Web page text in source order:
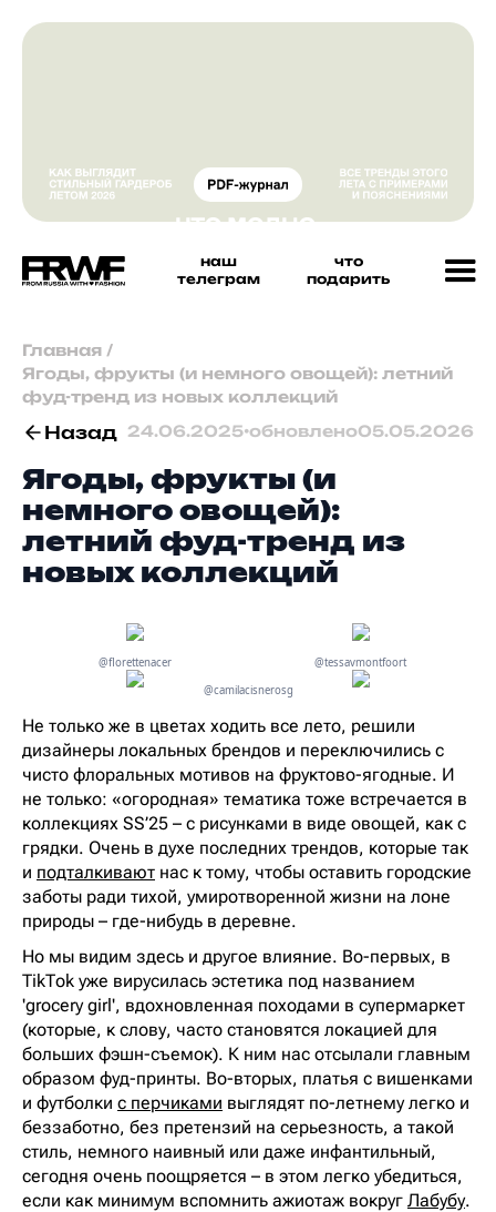
наш
телеграм
что
подарить
Главная /
Ягоды, фрукты (и немного овощей): летний
фуд-тренд из новых коллекций
Назад 24.06.2025•обновлено05.05.2026
Ягоды, фрукты (и
немного овощей):
летний фуд-тренд из
новых коллекций
@florettenacer
@tessavmontfoort
@camilacisnerosg
Не только же в цветах ходить все лето, решили
дизайнеры локальных брендов и переключились с
чисто флоральных мотивов на фруктово-ягодные. И
не только: «огородная» тематика тоже встречается в
коллекциях SS’25 – с рисунками в виде овощей, как с
грядки. Очень в духе последних трендов, которые так
и подталкивают нас к тому, чтобы оставить городские
заботы ради тихой, умиротворенной жизни на лоне
природы – где-нибудь в деревне.
Но мы видим здесь и другое влияние. Во-первых, в
TikTok уже вирусилась эстетика под названием
'grocery girl', вдохновленная походами в супермаркет
(которые, к слову, часто становятся локацией для
больших фэшн-съемок). К ним нас отсылали главным
образом фуд-принты. Во-вторых, платья с вишенками
и футболки с перчиками выглядят по-летнему легко и
беззаботно, без претензий на серьезность, а такой
стиль, немного наивный или даже инфантильный,
сегодня очень поощряется – в этом легко убедиться,
если как минимум вспомнить ажиотаж вокруг Лабубу.